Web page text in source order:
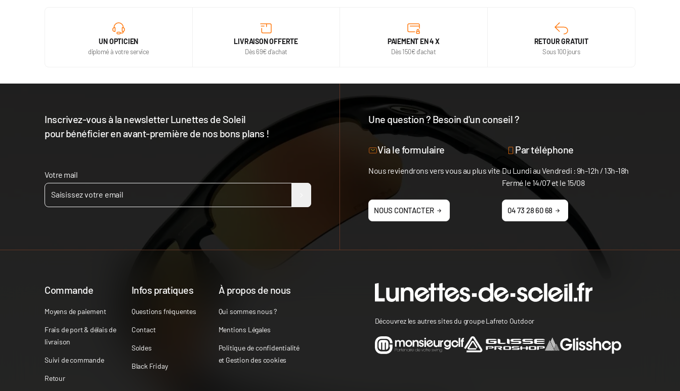
UN OPTICIEN
diplomé à votre service
LIVRAISON OFFERTE
Dès 69€ d'achat
PAIEMENT EN 4 X
Dès 150€ d'achat
RETOUR GRATUIT
Sous 100 jours
Inscrivez-vous à la newsletter Lunettes de Soleil
pour bénéficier en avant-première de nos bons plans !
Votre mail
Une question ? Besoin d'un conseil ?
Notre équipe est à votre disposition
Via le formulaire Par téléphone
Nous reviendrons vers vous au plus vite
NOUS CONTACTER
Du Lundi au Vendredi : 9h-12h / 13h-18h
Fermé le 14/07 et le 15/08
04 73 28 60 68
Commande
Moyens de paiement
Frais de port & délais de
livraison
Suivi de commande
Retour
Infos pratiques
Questions fréquentes
Contact
Soldes
Black Friday
À propos de nous
Qui sommes nous ?
Mentions Légales
Politique de confidentialité
et Gestion des cookies
Découvrez les autres sites du groupe Lafreto Outdoor